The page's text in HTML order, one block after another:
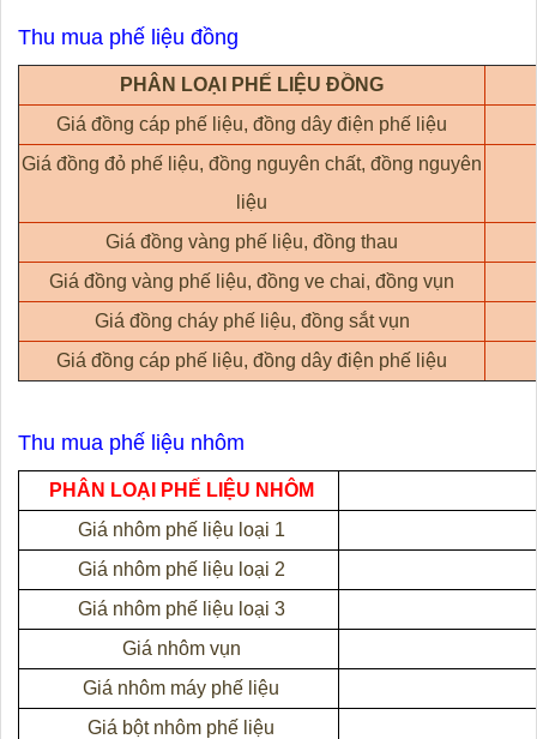
Thu mua phế liệu đồng
PHÂN LOẠI PHẾ LIỆU ĐỒNG
Giá đồng cáp phế liệu, đồng dây điện phế liệu
Giá đồng đỏ phế liệu, đồng nguyên chất, đồng nguyên
liệu
Giá đồng vàng phế liệu, đồng thau
Giá đồng vàng phế liệu, đồng ve chai, đồng vụn
Giá đồng cháy phế liệu, đồng sắt vụn
Giá đồng cáp phế liệu, đồng dây điện phế liệu
Thu mua phế liệu nhôm
PHÂN LOẠI PHẾ LIỆU NHÔM
Giá nhôm phế liệu loại 1
Giá nhôm phế liệu loại 2
Giá nhôm phế liệu loại 3
Giá nhôm vụn
Giá nhôm máy phế liệu
Giá bột nhôm phế liệu